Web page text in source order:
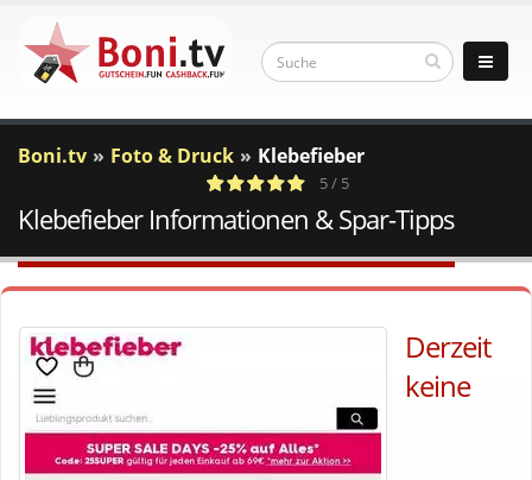
Boni.tv Foto & Druck Klebefieber
a
c
1 Votes
5 / 5
Klebefieber Informationen & Spar-Tipps
Derzeit
keine